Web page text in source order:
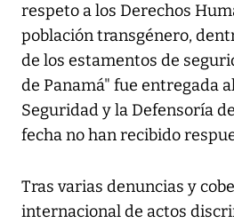
respeto a los Derechos
población transgénero,
de los estamentos de
de Panamá" fue entregada
Seguridad y la Defensoría
fecha no han recibido
Tras varias denuncias y
internacional de actos